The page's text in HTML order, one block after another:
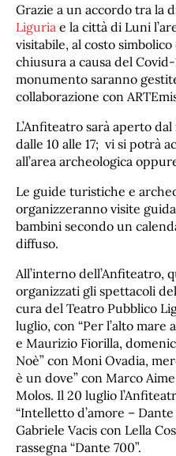
Grazie a un accordo tra la
Liguria e la città di Luni
visitabile, al costo
chiusura a causa del
monumento saranno
collaborazione con
L’Anfiteatro sarà aperto
dalle 10 alle 17; vi si potrà
all’area archeologica
Le guide turistiche e
organizzeranno visite
bambini secondo un
diffuso.
All’interno dell’Anfiteatro,
organizzati gli spettacoli del
cura del Teatro Pubblico
luglio, con “Per l’alto mare
e Maurizio Fiorilla,
Noè” con Moni Ovadia,
è un dove” con Marco
Molos. Il 20 luglio
“Intelletto d’amore –
Gabriele Vacis con Lella
rassegna “Dante 700”.